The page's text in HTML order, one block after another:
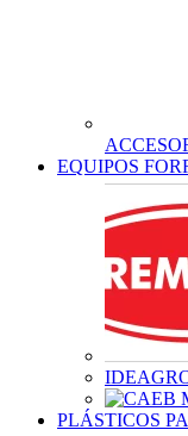
EQUIPOS
PLÁSTICOS